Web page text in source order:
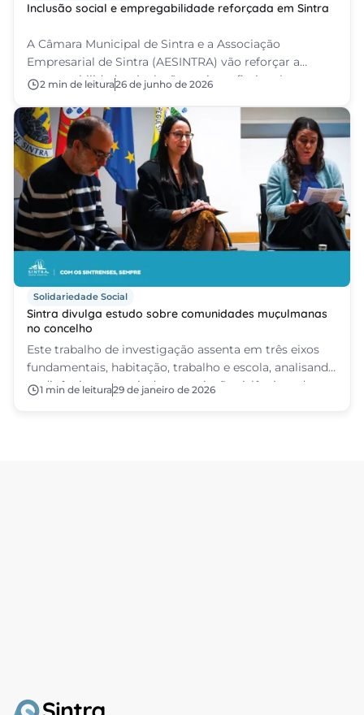
Inclusão social e empregabilidade reforçada em Sintra
A Câmara Municipal de Sintra e a Associação
Empresarial de Sintra (AESINTRA) vão reforçar a
empregabilidade e inclusão socioprofissional no
2 min de leitura26 de junho de 2026
Solidariedade Social
Sintra divulga estudo sobre comunidades muçulmanas
no concelho
Este trabalho de investigação assenta em três eixos
fundamentais, habitação, trabalho e escola, analisando
as dinâmicas a partir das associações islâmicas do
1 min de leitura29 de janeiro de 2026